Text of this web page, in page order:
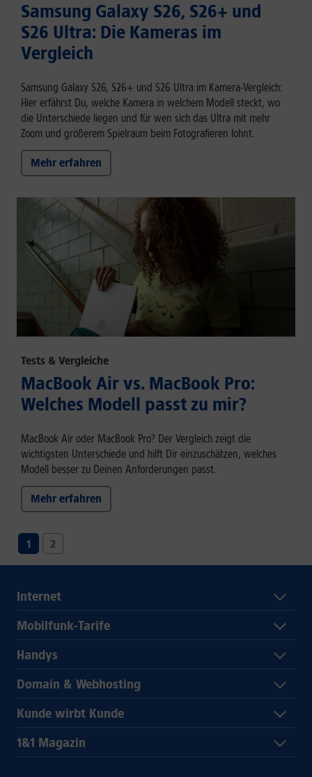
Samsung Galaxy S26, S26+ und
S26 Ultra: Die Kameras im
Vergleich
Samsung Galaxy S26, S26+ und S26 Ultra im Kamera-Vergleich:
Hier erfährst Du, welche Kamera in welchem Modell steckt, wo
die Unterschiede liegen und für wen sich das Ultra mit mehr
Zoom und größerem Spielraum beim Fotografieren lohnt.
Mehr erfahren
Tests & Vergleiche
MacBook Air vs. MacBook Pro:
Welches Modell passt zu mir?
MacBook Air oder MacBook Pro? Der Vergleich zeigt die
wichtigsten Unterschiede und hilft Dir einzuschätzen, welches
Modell besser zu Deinen Anforderungen passt.
Mehr erfahren
1 2
Internet
Mobilfunk-Tarife
Handys
Domain & Webhosting
Kunde wirbt Kunde
1&1 Magazin